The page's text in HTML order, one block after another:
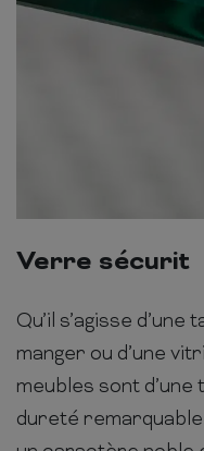
Verre sécurit
Qu’il s’agisse
manger ou d’une
meubles sont
dureté